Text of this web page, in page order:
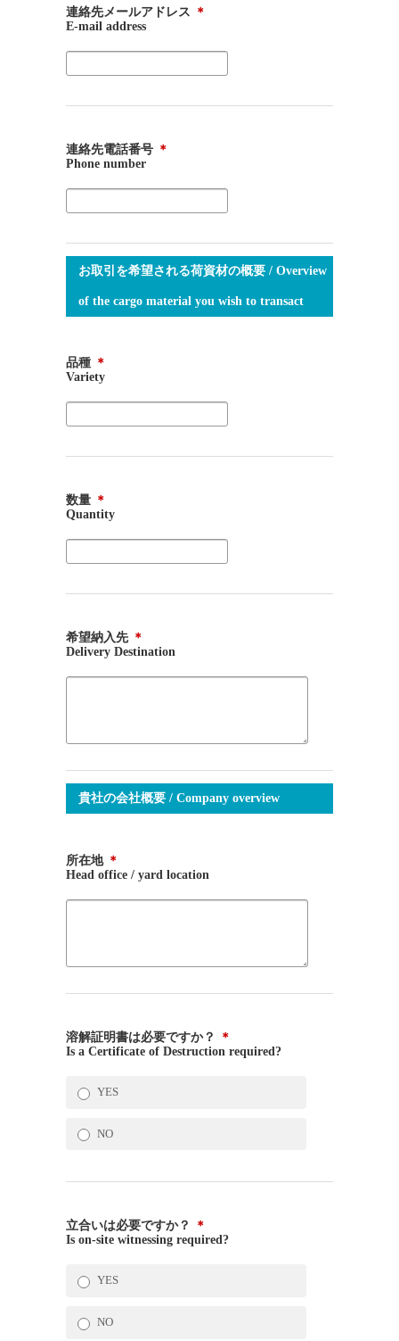
連絡先メールアドレス ＊
E-mail address
連絡先電話番号 ＊
Phone number
お取引を希望される荷資材の概要 / Overview
of the cargo material you wish to transact
品種 ＊
Variety
数量 ＊
Quantity
希望納入先 ＊
Delivery Destination
貴社の会社概要 / Company overview
所在地 ＊
Head office / yard location
溶解証明書は必要ですか？
＊
Is a Certificate of Destruction required?
YES
NO
立合いは必要ですか？
＊
Is on-site witnessing required?
YES
NO